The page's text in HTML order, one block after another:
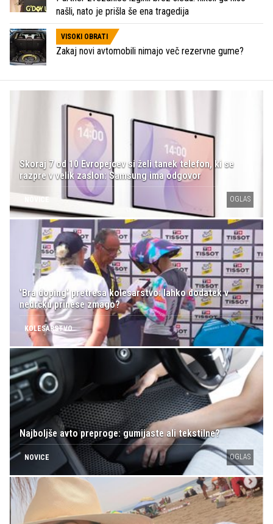
našli, nato je prišla še ena tragedija
VISOKI OBRATI
Zakaj novi avtomobili nimajo več rezervne gume?
Skoraj 7 od 10 Evropejcev si želi tanek telefon, ki se
razpre v velik zaslon: Samsung ima odgovor
OGLAS
'Bra doping' pretresa kolesarstvo: lahko dodatek v
nedrčku prinese zmago?
KOLESARSTVO
Najboljše avto preproge: gumijaste ali tekstilne?
NOVICE OGLAS